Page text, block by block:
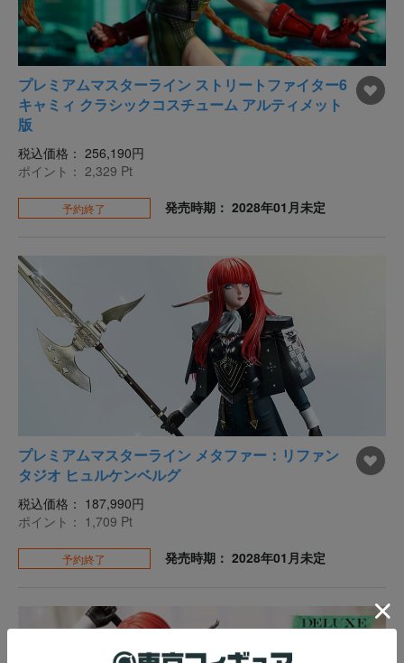
プレミアムマスターライン ストリートファイター6
キャミィ クラシックコスチューム アルティメット
版
税込価格： 256,190円
ポイント： 2,329 Pt
予約終了 発売時期： 2028年01月未定
プレミアムマスターライン メタファー：リファン
タジオ ヒュルケンベルグ
税込価格： 187,990円
ポイント： 1,709 Pt
予約終了 発売時期： 2028年01月未定